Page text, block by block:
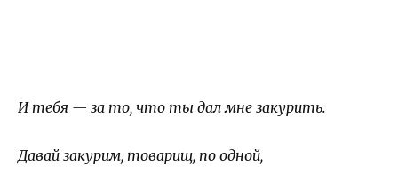
И тебя — за то, что ты дал мне закурить.
Давай закурим, товарищ, по одной,